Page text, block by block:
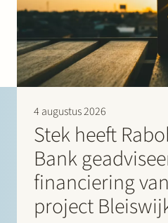
4 augustus 2026
Stek heeft
Bank
financiering
project